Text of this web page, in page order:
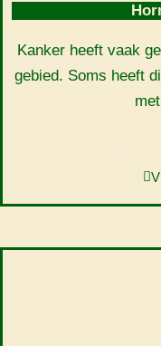
Kanker heeft vaak
gebied. Soms heeft